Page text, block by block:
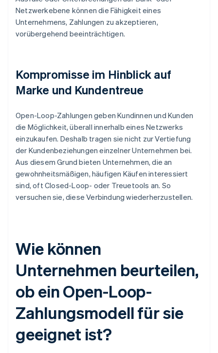
Netzwerkebene können die Fähigkeit eines
Unternehmens, Zahlungen zu akzeptieren,
vorübergehend beeinträchtigen.
Kompromisse im Hinblick auf
Marke und Kundentreue
Open-Loop-Zahlungen geben Kundinnen und Kunden
die Möglichkeit, überall innerhalb eines Netzwerks
einzukaufen. Deshalb tragen sie nicht zur Vertiefung
der Kundenbeziehungen einzelner Unternehmen bei.
Aus diesem Grund bieten Unternehmen, die an
gewohnheitsmäßigen, häufigen Käufen interessiert
sind, oft Closed-Loop- oder Treuetools an. So
versuchen sie, diese Verbindung wiederherzustellen.
Wie können
Unternehmen beurteilen,
ob ein Open-Loop-
Zahlungsmodell für sie
geeignet ist?